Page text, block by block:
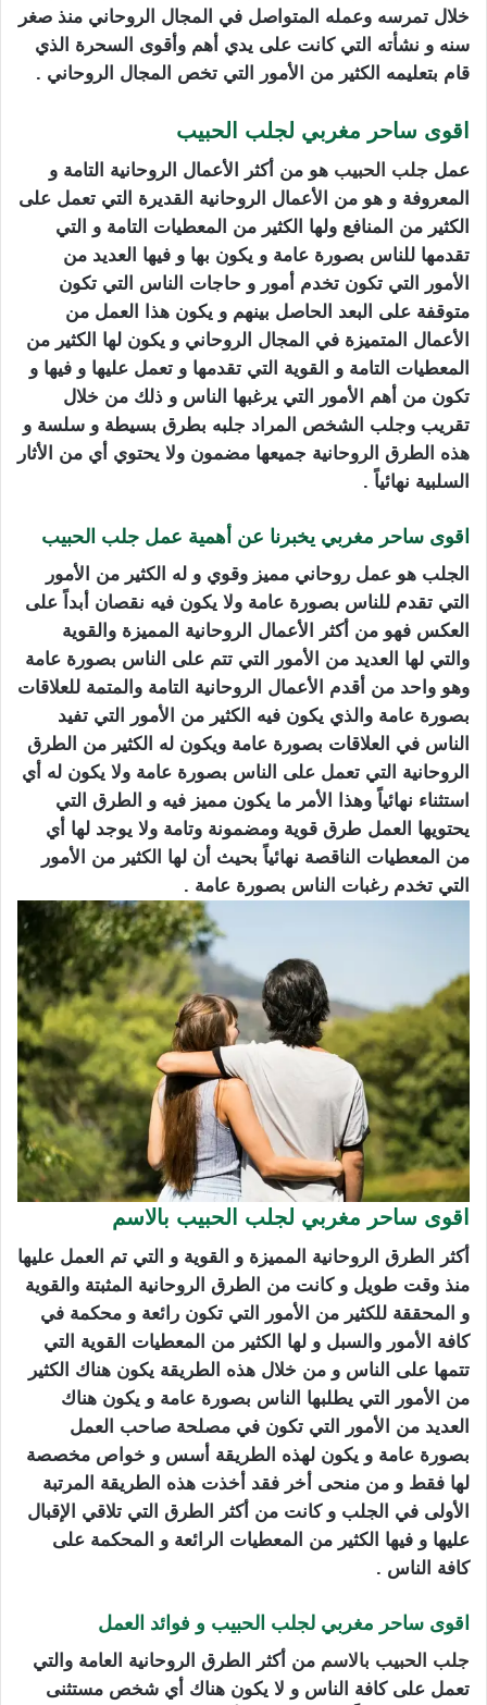
خلال تمرسه وعمله المتواصل في المجال الروحاني منذ صغر
سنه و نشأته التي كانت على يدي أهم وأقوى السحرة الذي
قام بتعليمه الكثير من الأمور التي تخص المجال الروحاني .
اقوى ساحر مغربي لجلب الحبيب
عمل جلب الحبيب هو من أكثر الأعمال الروحانية التامة و
المعروفة و هو من الأعمال الروحانية القديرة التي تعمل على
الكثير من المنافع ولها الكثير من المعطيات التامة و التي
تقدمها للناس بصورة عامة و يكون بها و فيها العديد من
الأمور التي تكون تخدم أمور و حاجات الناس التي تكون
متوقفة على البعد الحاصل بينهم و يكون هذا العمل من
الأعمال المتميزة في المجال الروحاني و يكون لها الكثير من
المعطيات التامة و القوية التي تقدمها و تعمل عليها و فيها و
تكون من أهم الأمور التي يرغبها الناس و ذلك من خلال
تقريب وجلب الشخص المراد جلبه بطرق بسيطة و سلسة و
هذه الطرق الروحانية جميعها مضمون ولا يحتوي أي من الأثار
السلبية نهائياً .
اقوى ساحر مغربي يخبرنا عن أهمية عمل جلب الحبيب
الجلب هو عمل روحاني مميز وقوي و له الكثير من الأمور
التي تقدم للناس بصورة عامة ولا يكون فيه نقصان أبداً على
العكس فهو من أكثر الأعمال الروحانية المميزة والقوية
والتي لها العديد من الأمور التي تتم على الناس بصورة عامة
وهو واحد من أقدم الأعمال الروحانية التامة والمتمة للعلاقات
بصورة عامة والذي يكون فيه الكثير من الأمور التي تفيد
الناس في العلاقات بصورة عامة ويكون له الكثير من الطرق
الروحانية التي تعمل على الناس بصورة عامة ولا يكون له أي
استثناء نهائياً وهذا الأمر ما يكون مميز فيه و الطرق التي
يحتويها العمل طرق قوية ومضمونة وتامة ولا يوجد لها أي
من المعطيات الناقصة نهائياً بحيث أن لها الكثير من الأمور
التي تخدم رغبات الناس بصورة عامة .
اقوى ساحر مغربي لجلب الحبيب بالاسم
أكثر الطرق الروحانية المميزة و القوية و التي تم العمل عليها
منذ وقت طويل و كانت من الطرق الروحانية المثبتة والقوية
و المحققة للكثير من الأمور التي تكون رائعة و محكمة في
كافة الأمور والسبل و لها الكثير من المعطيات القوية التي
تتمها على الناس و من خلال هذه الطريقة يكون هناك الكثير
من الأمور التي يطلبها الناس بصورة عامة و يكون هناك
العديد من الأمور التي تكون في مصلحة صاحب العمل
بصورة عامة و يكون لهذه الطريقة أسس و خواص مخصصة
لها فقط و من منحى أخر فقد أخذت هذه الطريقة المرتبة
الأولى في الجلب و كانت من أكثر الطرق التي تلاقي الإقبال
عليها و فيها الكثير من المعطيات الرائعة و المحكمة على
كافة الناس .
اقوى ساحر مغربي لجلب الحبيب و فوائد العمل
جلب الحبيب بالاسم من أكثر الطرق الروحانية العامة والتي
تعمل على كافة الناس و لا يكون هناك أي شخص مستثنى